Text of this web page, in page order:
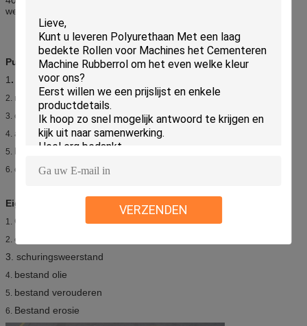
VERZENDEN
welke grootte kan douane zijn door uw vereiste.
Pu-van de Polyurethaan rubberblad en raad Toepassing:
1 . Wijd gebruikt voor de metallurgieindustrie
2. mijnbouw
3. de aardolieindustrie
4. auto-industrie
5. bouwnijverheid
6. de algemene industrie enz. van het machinesmateriaal
Eigenschap van het polyurethaan de rubberblad:
1. Goede elasticiteit
2. elektrische isolatie en schok-buffer
3. schuringsweerstand
4. bestand olie
5. bestand verouderen
6. Bestand erosie